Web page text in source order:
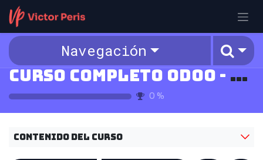
Ir al contenido
Navegación
Curso Completo Odoo - v18
0 %
Contenido del curso